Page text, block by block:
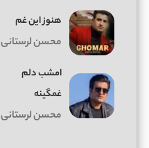
ﻫﻨﻮز اﻳﻦ ﻏﻢ
محسن لرستانی
امشب دلم
غمگینه
محسن لرستانی